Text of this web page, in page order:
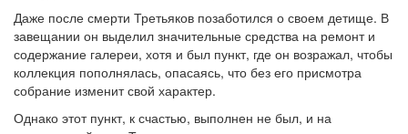
Даже после смерти Третьяков позаботился о своем детище. В
завещании он выделил значительные средства на ремонт и
содержание галереи, хотя и был пункт, где он возражал, чтобы
коллекция пополнялась, опасаясь, что без его присмотра
собрание изменит свой характер.
Однако этот пункт, к счастью, выполнен не был, и на